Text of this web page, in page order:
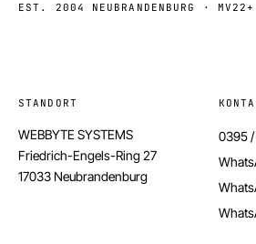
EST. 2004 NEUBRANDENBURG · MV 22+
STANDORT
WEBBYTE SYSTEMS
Friedrich-Engels-Ring 27
17033 Neubrandenburg
0395